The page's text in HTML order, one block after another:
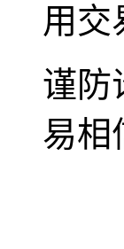
用交
谨防
易相